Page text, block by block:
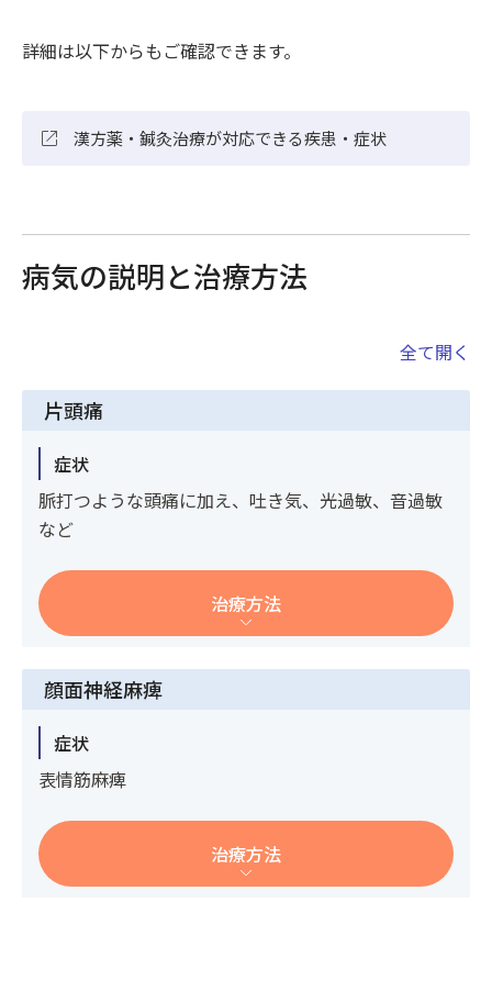
詳細は以下からもご確認できます。
漢方薬・鍼灸治療が対応できる疾患・症状
病気の説明と治療方法
全て開く
片頭痛
症状
脈打つような頭痛に加え、吐き気、光過敏、音過敏
など
治療方法
顔面神経麻痺
症状
表情筋麻痺
治療方法